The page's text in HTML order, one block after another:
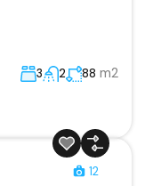
3 2 88 m2
12